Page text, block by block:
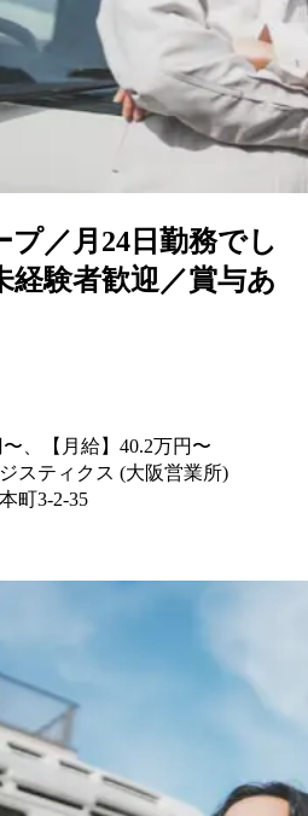
／月24日勤務でし
経験者歓迎／賞与あ
〜、【月給】40.2万円〜
スティクス (大阪営業所)
町3-2-35